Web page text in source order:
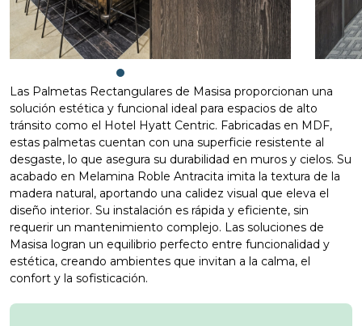
Las Palmetas Rectangulares de Masisa proporcionan una
solución estética y funcional ideal para espacios de alto
tránsito como el Hotel Hyatt Centric. Fabricadas en MDF,
estas palmetas cuentan con una superficie resistente al
desgaste, lo que asegura su durabilidad en muros y cielos. Su
acabado en Melamina Roble Antracita imita la textura de la
madera natural, aportando una calidez visual que eleva el
diseño interior. Su instalación es rápida y eficiente, sin
requerir un mantenimiento complejo. Las soluciones de
Masisa logran un equilibrio perfecto entre funcionalidad y
estética, creando ambientes que invitan a la calma, el
confort y la sofisticación.